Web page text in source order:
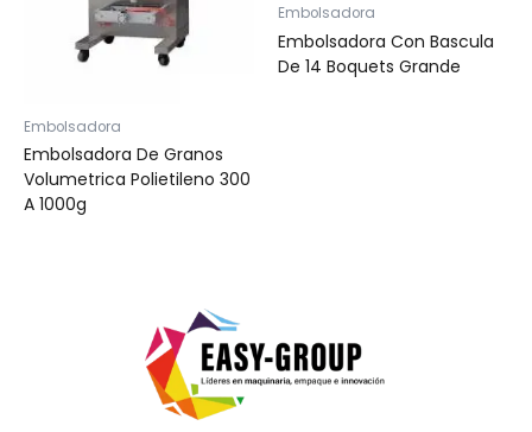
Embolsadora
Embolsadora De Granos
Volumetrica Polietileno 300
A 1000g
Embolsadora
Embolsadora Con Bascula
De 14 Boquets Grande